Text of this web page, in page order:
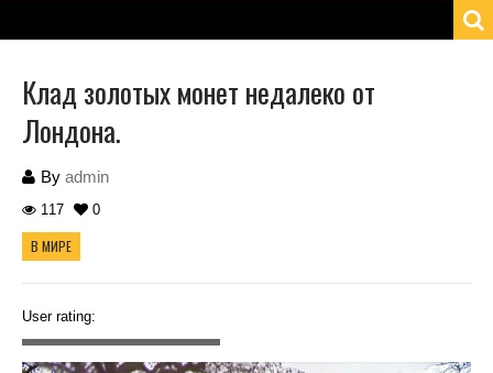
Клад золотых монет недалеко от
Лондона.
By admin
117 0
В МИРЕ
User rating: